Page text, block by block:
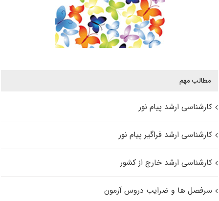
مطالب مهم
کارشناسی ارشد پیام نور
کارشناسی ارشد فراگیر پیام نور
کارشناسی ارشد خارج از کشور
سرفصل ها و ضرایب دروس آزمون